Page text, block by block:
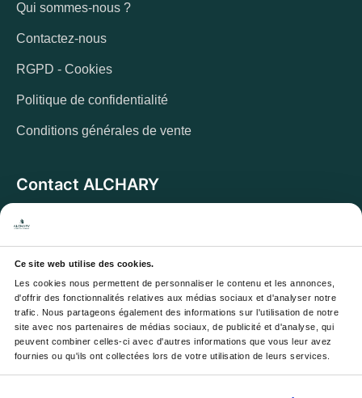
Ce site web utilise des cookies.
Les cookies nous permettent de personnaliser le contenu et les annonces,
d'offrir des fonctionnalités relatives aux médias sociaux et d'analyser notre
trafic. Nous partageons également des informations sur l'utilisation de notre
site avec nos partenaires de médias sociaux, de publicité et d'analyse, qui
peuvent combiner celles-ci avec d'autres informations que vous leur avez
fournies ou qu'ils ont collectées lors de votre utilisation de leurs services.
Qui sommes-nous ?
Contactez-nous
RGPD - Cookies
Politique de confidentialité
Conditions générales de vente
Contact ALCHARY
Adresse :
Horaires :Du lundi au vendredi de 8h à 17h. Et samedi de
8h à 13h
Email :contact@alchary.fr
Téléphone :+33 1 30 29 12 19
Newsletter